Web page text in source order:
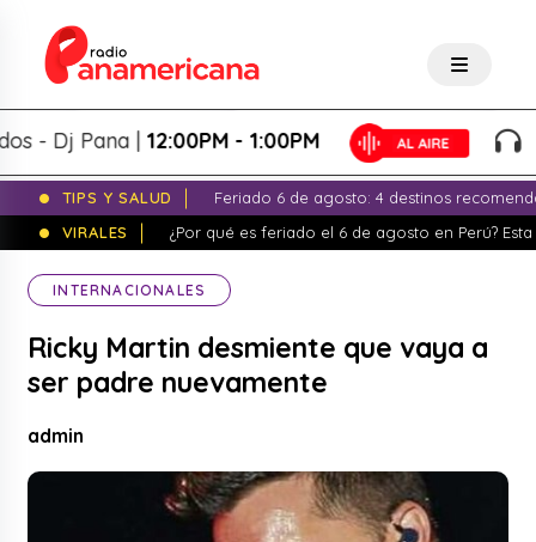
- Dj Pana |12:00PM - 1:00PM
TIPS Y SALUD
Feriado 6 de agosto: 4 destinos
VIRALES
¿Por qué es feriado el 6 de agosto en Perú?
INTERNACIONALES
Ricky Martin desmiente que vaya a
ser padre nuevamente
admin